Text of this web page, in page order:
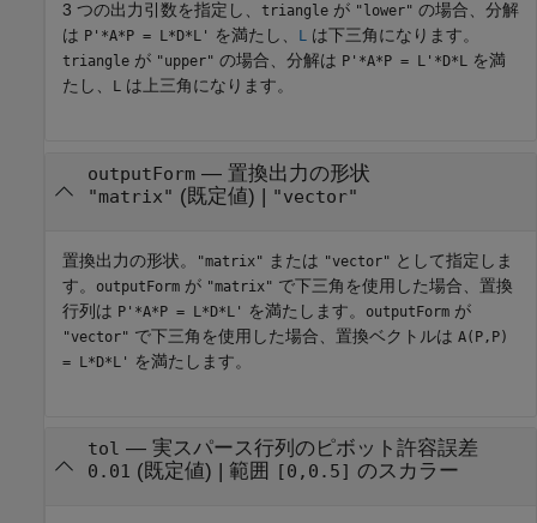
3 つの出力引数を指定し、 triangle が "lower" の場合、分解
は P'*A*P = L*D*L' を満たし、 L は下三角になります。
triangle が "upper" の場合、分解は P'*A*P = L'*D*L を満
たし、
L は上三角になります。
outputForm— 置換出力の形状
"matrix" (既定値) | "vector"
置換出力の形状。 "matrix" または "vector" として指定しま
す。
outputForm が "matrix" で下三角を使用した場合、置換
行列は P'*A*P = L*D*L' を満たします。 outputForm が
"vector" で下三角を使用した場合、置換ベクトルは A(P,P)
= L*D*L'
を満たします。
tol — 実スパース行列のピボット許容誤差
0.01 (既定値) | 範囲 [0,0.5] のスカラー